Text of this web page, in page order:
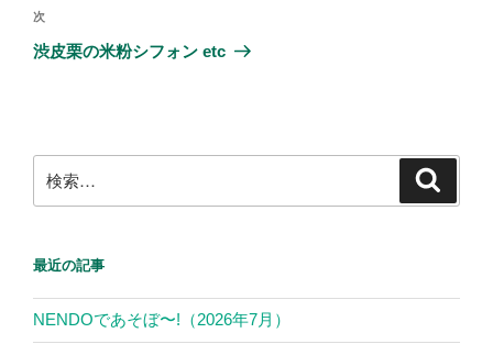
ビ
ゲ
ン
稿
次
の
次
渋皮栗の米粉シフォン etc
索:
最近の記事
NENDOであそぼ〜!（2026年7月）